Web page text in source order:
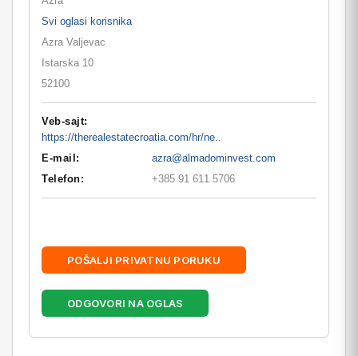
Svi oglasi korisnika
Azra Valjevac
Istarska 10
52100
Veb-sajt:
https://therealestatecroatia.com/hr/ne..
E-mail:
azra@almadominvest.com
Telefon:
+385 91 611 5706
POŠALJI PRIVATNU PORUKU
ODGOVORI NA OGLAS